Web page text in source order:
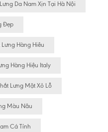
Da Nam Xịn Tại Hà Nội
Đẹp
Lưng Hàng Hiêu
Hàng Hiệu Italy
Lưng Mặt Xỏ Lỗ
Màu Nâu
Cá Tính